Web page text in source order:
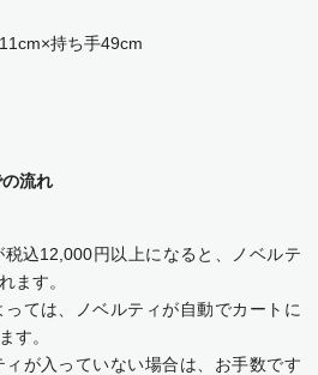
持ち手49cm
流れ
込12,000円以上になると、ノベルテ
ます。
ては、ノベルティが自動でカートに
す。
が入っていない場合は、お手数です